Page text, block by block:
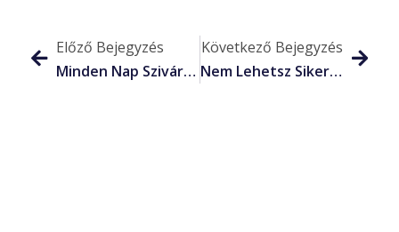
Előző Bejegyzés
Minden Nap Szivárvány Lehet(ne)
Következő Bejegyzés
Nem Lehetsz Sikeres Hálózatépítő